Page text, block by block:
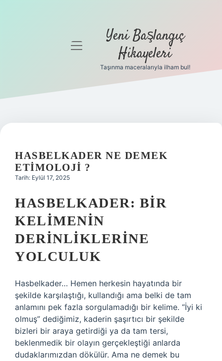
Gizlilik
Hakkımızda
menüyü
Yeni Başlangıç
Hikayeleri
Taşınma maceralarıyla ilham bul!
HASBELKADER NE DEMEK
ETIMOLOJI ?
Tarih: Eylül 17, 2025
HASBELKADER: BIR
KELIMENIN
DERINLIKLERINE
YOLCULUK
Hasbelkader… Hemen herkesin hayatında bir
şekilde karşılaştığı, kullandığı ama belki de tam
anlamını pek fazla sorgulamadığı bir kelime. “İyi ki
olmuş” dediğimiz, kaderin şaşırtıcı bir şekilde
bizleri bir araya getirdiği ya da tam tersi,
beklenmedik bir olayın gerçekleştiği anlarda
dudaklarımızdan dökülür. Ama ne demek bu